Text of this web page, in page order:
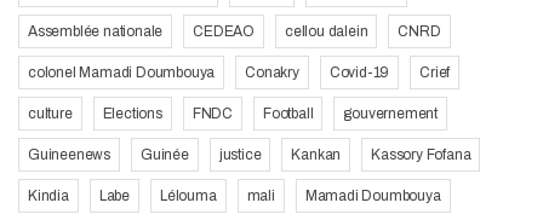
Assemblée nationale CEDEAO cellou dalein CNRD
colonel Mamadi Doumbouya Conakry Covid-19 Crief
culture Elections FNDC Football gouvernement
Guineenews Guinée justice Kankan Kassory Fofana
Kindia Labe Lélouma mali Mamadi Doumbouya